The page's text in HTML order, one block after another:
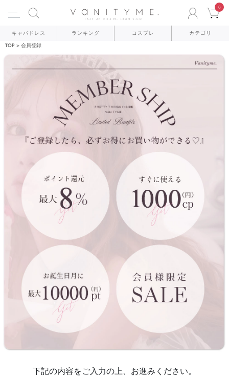
0
キャバドレス ランキング コスプレ カテゴリ
TOP 会員登録
下記の内容をご入力の上、お進みください。